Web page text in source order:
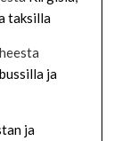
taksilla
ja
ja